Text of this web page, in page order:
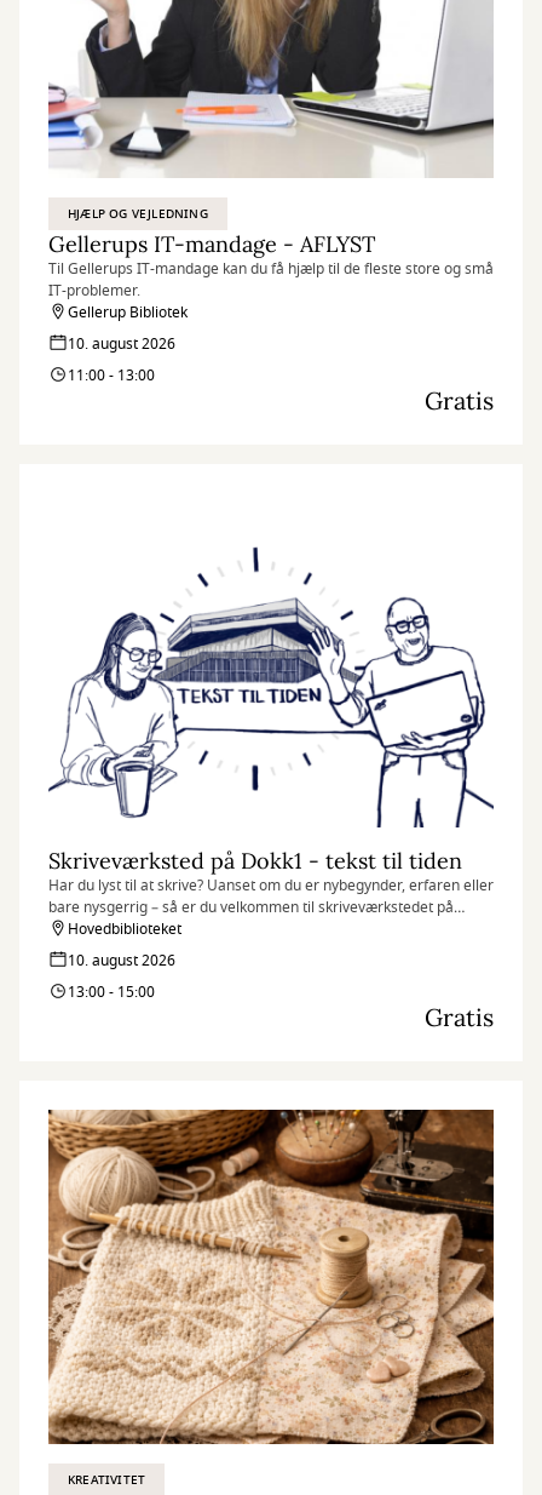
HJÆLP OG VEJLEDNING
Gellerups IT-mandage - AFLYST
Til Gellerups IT-mandage kan du få hjælp til de fleste store og små
IT-problemer.
Gellerup Bibliotek
10. august 2026
11:00 - 13:00
Gratis
Skriveværksted på Dokk1 - tekst til tiden
Har du lyst til at skrive? Uanset om du er nybegynder, erfaren eller
bare nysgerrig – så er du velkommen til skriveværkstedet på
Dokk1. Her handler det ikke om at skrive korrekt, men om at
slippe fantasien løs og finde glæde i sproget.
Hovedbiblioteket
10. august 2026
13:00 - 15:00
Gratis
KREATIVITET